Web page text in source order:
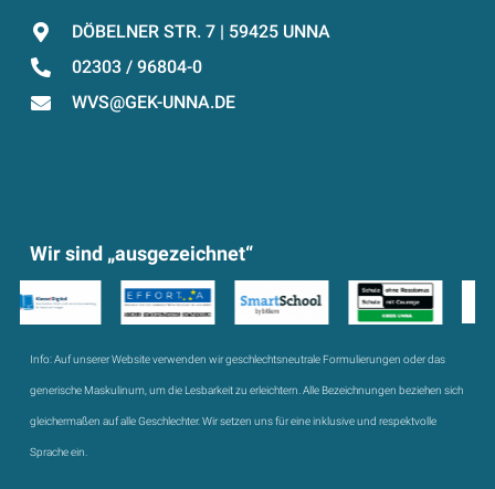
DÖBELNER STR. 7 | 59425 UNNA
02303 / 96804-0
WVS@GEK-UNNA.DE
Wir sind „ausgezeichnet“
Info:Auf unserer Website verwenden wir geschlechtsneutrale Formulierungen oder das
generische Maskulinum, um die Lesbarkeit zu erleichtern. Alle Bezeichnungen beziehen sich
gleichermaßen auf alle Geschlechter. Wir setzen uns für eine inklusive und respektvolle
Sprache ein.